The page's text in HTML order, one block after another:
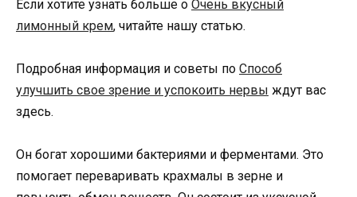
Если хотите узнать больше о Очень вкусный
лимонный крем, читайте нашу статью.
Подробная информация и советы по Способ
улучшить свое зрение и успокоить нервы ждут вас
здесь.
Он богат хорошими бактериями и ферментами. Это
помогает переваривать крахмалы в зерне и